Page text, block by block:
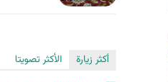
أكثر زيارة
الأكثر تصويتا